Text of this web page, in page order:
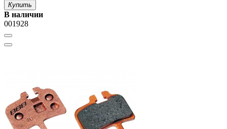
Купить
В наличии
001928